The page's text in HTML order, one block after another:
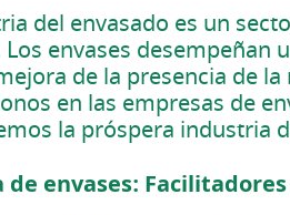
del envasado es un
Los envases
de la presencia de
en las empresas de
la próspera industria
de envases: